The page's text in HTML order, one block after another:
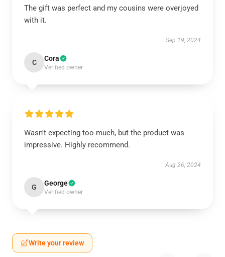
The gift was perfect and my cousins were overjoyed
with it.
Sep 19, 2024
C Cora
Verified owner
Wasn't expecting too much, but the product was
impressive. Highly recommend.
Aug 26, 2024
G George
Verified owner
Write your review